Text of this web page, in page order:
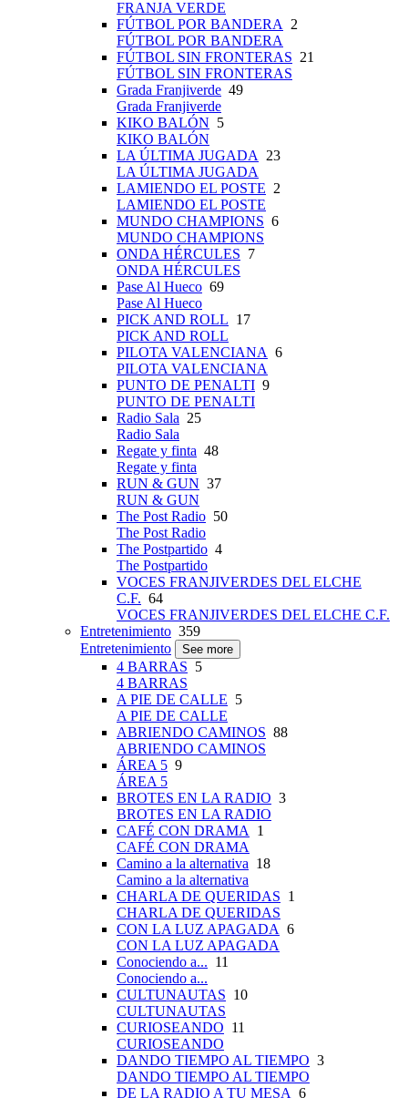
FRANJA VERDE
FÚTBOL POR BANDERA 2
FÚTBOL POR BANDERA
FÚTBOL SIN FRONTERAS 21
FÚTBOL SIN FRONTERAS
Grada Franjiverde 49
Grada Franjiverde
KIKO BALÓN 5
KIKO BALÓN
LA ÚLTIMA JUGADA 23
LA ÚLTIMA JUGADA
LAMIENDO EL POSTE 2
LAMIENDO EL POSTE
MUNDO CHAMPIONS 6
MUNDO CHAMPIONS
ONDA HÉRCULES 7
ONDA HÉRCULES
Pase Al Hueco 69
Pase Al Hueco
PICK AND ROLL 17
PICK AND ROLL
PILOTA VALENCIANA 6
PILOTA VALENCIANA
PUNTO DE PENALTI 9
PUNTO DE PENALTI
Radio Sala 25
Radio Sala
Regate y finta 48
Regate y finta
RUN & GUN 37
RUN & GUN
The Post Radio 50
The Post Radio
The Postpartido 4
The Postpartido
VOCES FRANJIVERDES DEL ELCHE
C.F. 64
VOCES FRANJIVERDES DEL ELCHE C.F.
Entretenimiento 359
Entretenimiento
See more
4 BARRAS 5
4 BARRAS
A PIE DE CALLE 5
A PIE DE CALLE
ABRIENDO CAMINOS 88
ABRIENDO CAMINOS
ÁREA 5 9
ÁREA 5
BROTES EN LA RADIO 3
BROTES EN LA RADIO
CAFÉ CON DRAMA 1
CAFÉ CON DRAMA
Camino a la alternativa 18
Camino a la alternativa
CHARLA DE QUERIDAS 1
CHARLA DE QUERIDAS
CON LA LUZ APAGADA 6
CON LA LUZ APAGADA
Conociendo a... 11
Conociendo a...
CULTUNAUTAS 10
CULTUNAUTAS
CURIOSEANDO 11
CURIOSEANDO
DANDO TIEMPO AL TIEMPO 3
DANDO TIEMPO AL TIEMPO
DE LA RADIO A TU MESA 6